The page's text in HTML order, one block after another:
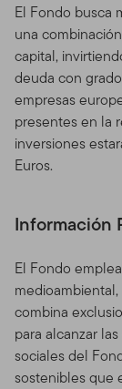
El Fondo busca
una
capital,
deuda con
empresas
presentes en la
inversiones
Euros.
Información
El Fondo
medioambiental,
combina
para alcanzar
sociales del
sostenibles que